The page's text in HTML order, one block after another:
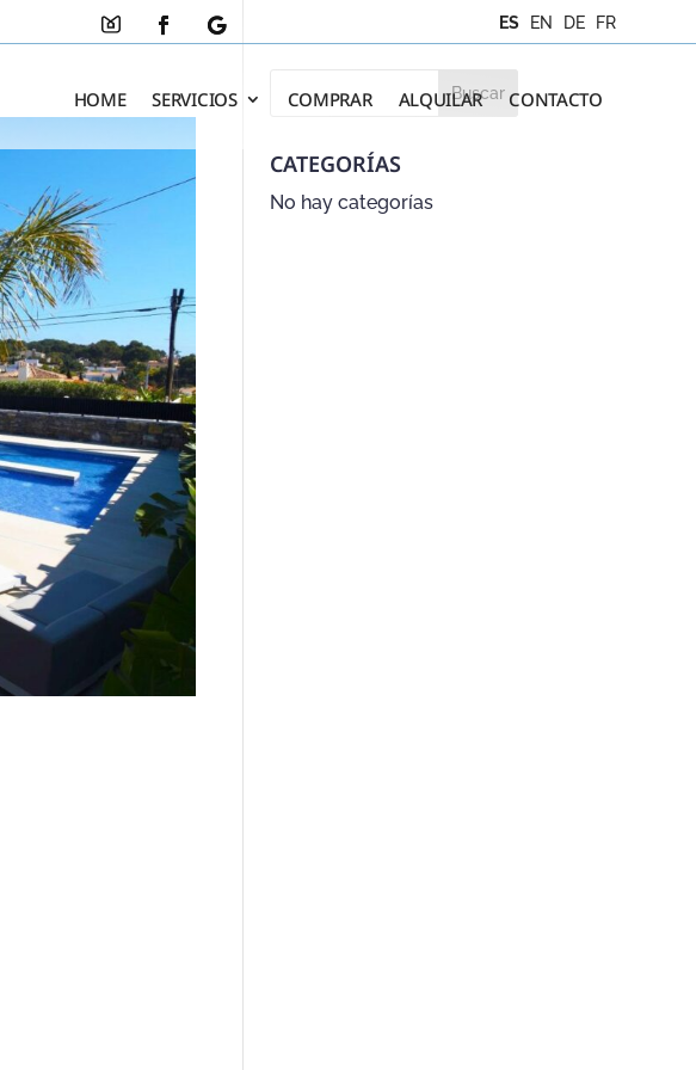
ES EN DE FR
HOME SERVICIOS COMPRAR ALQUILAR CONTACTO
CATEGORÍAS
No hay categorías